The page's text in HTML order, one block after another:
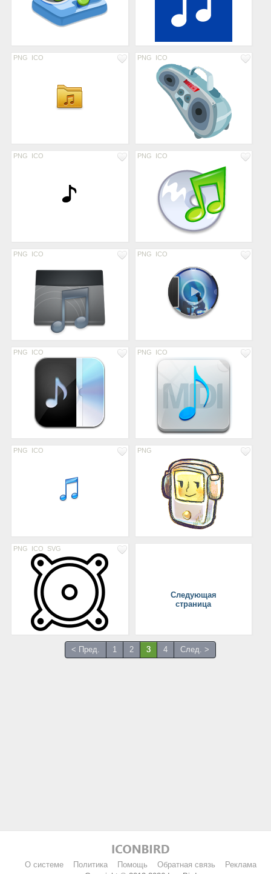
PNG ICO PNG ICO
PNG ICO PNG ICO
PNG ICO PNG ICO
PNG ICO PNG ICO
PNG ICO PNG
PNG ICO SVG
Следующая
страница
< Пред. 1 2 3 4 След. >
О системе Политика Помощь Обратная связь
Реклама